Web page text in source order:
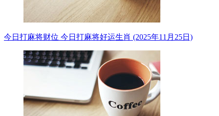
今日打麻将财位 今日打麻将好运生肖 (2025年11月25日)